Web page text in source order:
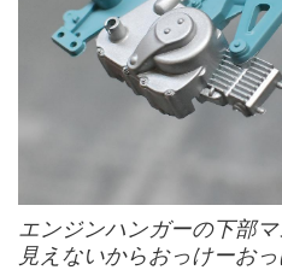
エンジンハンガーの下部
見えないからおっけーお